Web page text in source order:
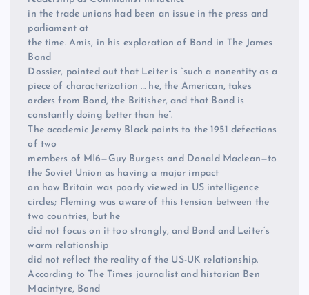
in the trade unions had been an issue in the press and
parliament at
the time. Amis, in his exploration of Bond in The James
Bond
Dossier, pointed out that Leiter is “such a nonentity as a
piece of characterization … he, the American, takes
orders from Bond, the Britisher, and that Bond is
constantly doing better than he”.
The academic Jeremy Black points to the 1951 defections
of two
members of MI6—Guy Burgess and Donald Maclean—to
the Soviet Union as having a major impact
on how Britain was poorly viewed in US intelligence
circles; Fleming was aware of this tension between the
two countries, but he
did not focus on it too strongly, and Bond and Leiter’s
warm relationship
did not reflect the reality of the US-UK relationship.
According to The Times journalist and historian Ben
Macintyre, Bond